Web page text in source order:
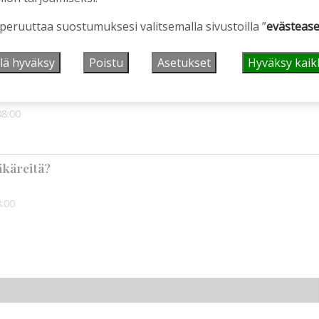
suostumuksesi valitsemalla sivustoilla ”
hyväksy Poistu Asetukset Hyväksy